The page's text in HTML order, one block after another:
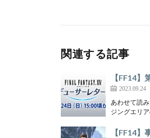
関連する記事
【FF14
2023.09.24
あわせて読
ジングエリ
【FF14